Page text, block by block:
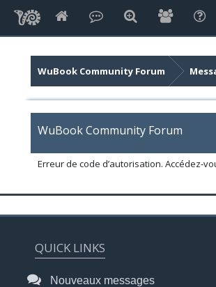
WuBook Community Forum
WuBook Community Forum
Erreur de code d’autorisation. Accédez-
QUICK LINKS
Nouveaux messages